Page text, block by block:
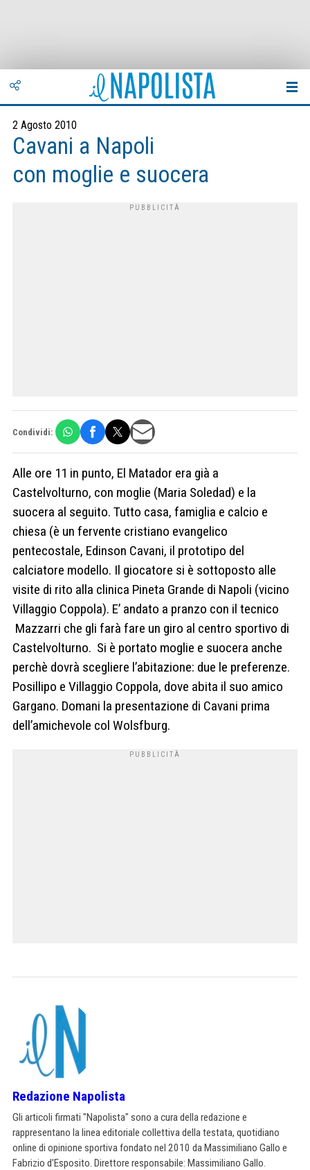
2 Agosto 2010
Cavani a Napoli
con moglie e suocera
Condividi:
Alle ore 11 in punto, El Matador era già a
Castelvolturno, con moglie (Maria Soledad) e la
suocera al seguito. Tutto casa, famiglia e calcio e
chiesa (è un fervente cristiano evangelico
pentecostale, Edinson Cavani, il prototipo del
calciatore modello. Il giocatore si è sottoposto alle
visite di rito alla clinica Pineta Grande di Napoli (vicino
Villaggio Coppola). E’ andato a pranzo con il tecnico
Mazzarri che gli farà fare un giro al centro sportivo di
Castelvolturno. Si è portato moglie e suocera anche
perchè dovrà scegliere l’abitazione: due le preferenze.
Posillipo e Villaggio Coppola, dove abita il suo amico
Gargano. Domani la presentazione di Cavani prima
dell’amichevole col Wolsfburg.
Redazione Napolista
Gli articoli firmati "Napolista" sono a cura della redazione e
rappresentano la linea editoriale collettiva della testata, quotidiano
online di opinione sportiva fondato nel 2010 da Massimiliano Gallo e
Fabrizio d'Esposito. Direttore responsabile: Massimiliano Gallo.